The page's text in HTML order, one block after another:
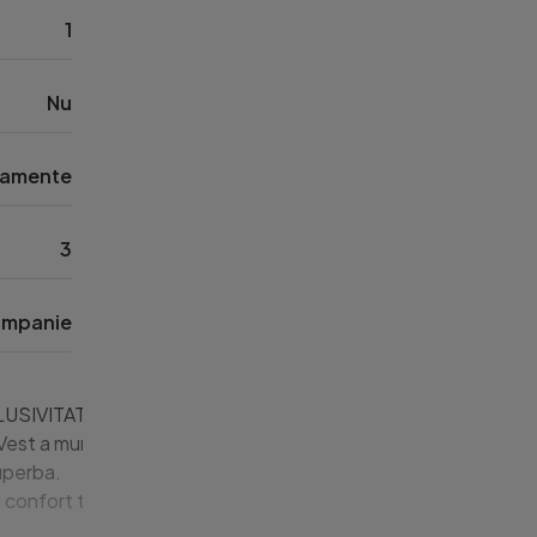
1
Nu
3
pret redus de la 59.500e la 54.000euro
a municipiului Tulcea, pe strada Isaccei.
termic ideal si costuri minime de intretinere.